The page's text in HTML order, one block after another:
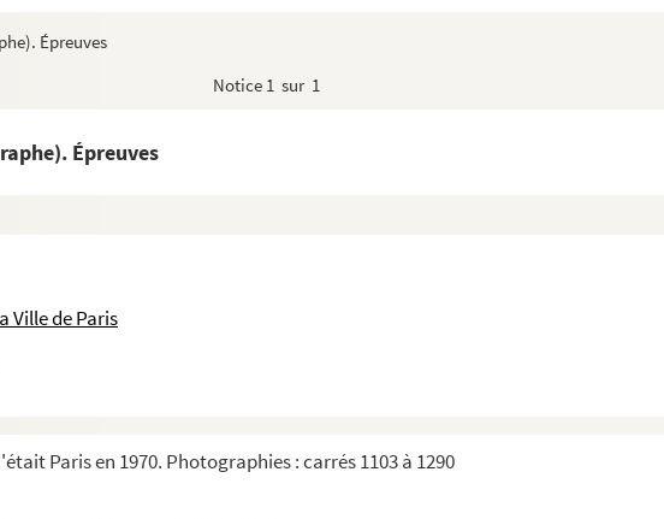
Épreuves
Notice 1 sur 1
Épreuves
Ville de Paris
Paris en 1970. Photographies : carrés 1103 à 1290